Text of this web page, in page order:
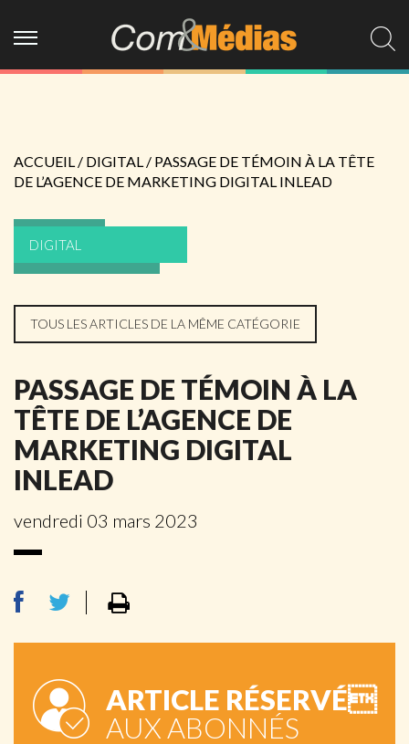
ACCUEIL / DIGITAL / PASSAGE DE TÉMOIN À LA TÊTE
DE L’AGENCE DE MARKETING DIGITAL INLEAD
DIGITAL
TOUS LES ARTICLES DE LA MÊME CATÉGORIE
PASSAGE DE TÉMOIN À LA
TÊTE DE L’AGENCE DE
MARKETING DIGITAL
INLEAD
vendredi 03 mars 2023
ARTICLE RÉSERVÉ
AUX ABONNÉS